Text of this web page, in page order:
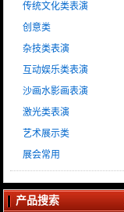
传统文化类表演
创意类
杂技类表演
互动娱乐类表演
沙画水影画表演
激光类表演
艺术展示类
展会常用
产品搜索